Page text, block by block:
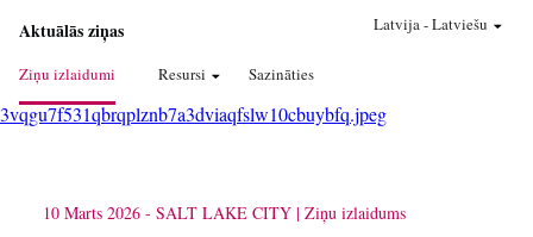
Aktuālās ziņas
Ziņu izlaidumi Resursi Sazināties
Latvija-Latviešu
3vqgu7f531qbrqplznb7a3dviaqfslw10cbuybfq.jpeg
10 Marts 2026 - SALT LAKE CITY Ziņu izlaidums